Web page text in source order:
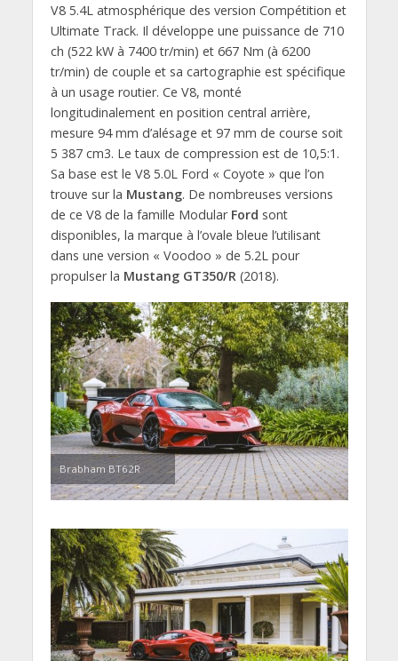
V8 5.4L atmosphérique des version Compétition et
Ultimate Track. Il développe une puissance de 710
ch (522 kW à 7400 tr/min) et 667 Nm (à 6200
tr/min) de couple et sa cartographie est spécifique
à un usage routier. Ce V8, monté
longitudinalement en position central arrière,
mesure 94 mm d’alésage et 97 mm de course soit
5 387 cm3. Le taux de compression est de 10,5:1.
Sa base est le V8 5.0L Ford « Coyote » que l’on
trouve sur la Mustang. De nombreuses versions
de ce V8 de la famille Modular Ford sont
disponibles, la marque à l’ovale bleue l’utilisant
dans une version « Voodoo » de 5.2L pour
propulser la Mustang GT350/R(2018).
Brabham BT62R